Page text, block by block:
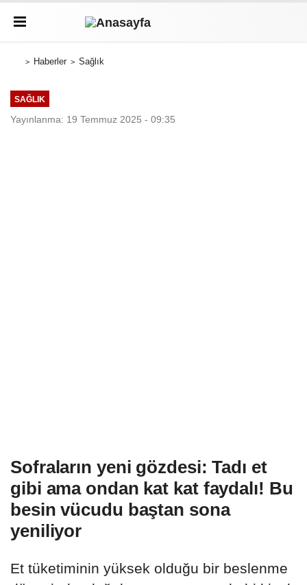
Haberler Sağlık
SAĞLIK
Yayınlanma: 19 Temmuz 2025 - 09:35
Sofraların yeni gözdesi: Tadı et
gibi ama ondan kat kat faydalı! Bu
besin vücudu baştan sona
yeniliyor
Et tüketiminin yüksek olduğu bir beslenme